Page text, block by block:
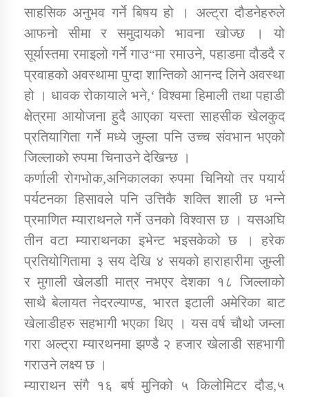
तातोपानी गाउँपालिका जुम्लाको बालविवाह सन्देश
तातोपानी गाउँपालिका जुम्लाको सूचना
तातोपानी गाउँपालिका जुम्लाको सूचना
साहसिक अनुभव गर्ने बिषय हो । अल्ट्रा दौडनेहरुले
आफनो सीमा र समुदायको भावना खोज्छ । यो
सूर्यास्तमा रमाइलो गर्ने गाउ“मा रमाउने, पहाडमा दौडदै र
प्रवाहको अवस्थामा पुग्दा शान्तिको आनन्द लिने अवस्था
हो । धावक रोकायाले भने,‘ विश्वमा हिमाली तथा पहाडी
क्षेत्रमा आयोजना हुदै आएका यस्ता साहसीक खेलकुद
प्रतियागिता गर्ने मध्ये जुम्ला पनि उच्च संवभान भएको
जिल्लाको रुपमा चिनाउने देखिन्छ ।
कर्णाली रोगभोक,अनिकालका रुपमा चिनियो तर पयार्य
पर्यटनका हिसावले पनि उत्तिकै शक्ति शाली छ भन्ने
प्रमाणित म्याराथनले गर्ने उनको विश्वास छ । यसअघि
तीन वटा म्याराथनका इभेन्ट भइसकेको छ । हरेक
प्रतियोगितामा ३ सय देखि ४ सयको हाराहारीमा जुम्ली
र मुगाली खेलडाी मात्र नभएर देशका १८ जिल्लाको
साथै बेलायत नेदरल्याण्ड, भारत इटाली अमेरिका बाट
खेलाडीहरु सहभागी भएका थिए । यस वर्ष चौथो जम्ला
गरा अल्ट्रा म्यारथनमा झण्डै २ हजार खेलाडी सहभागी
गराउने लक्ष्य छ ।
म्याराथन संगै १६ बर्ष मुनिको ५ किलोमिटर दौड,५